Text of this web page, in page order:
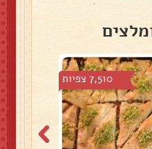
7,510 צפיות